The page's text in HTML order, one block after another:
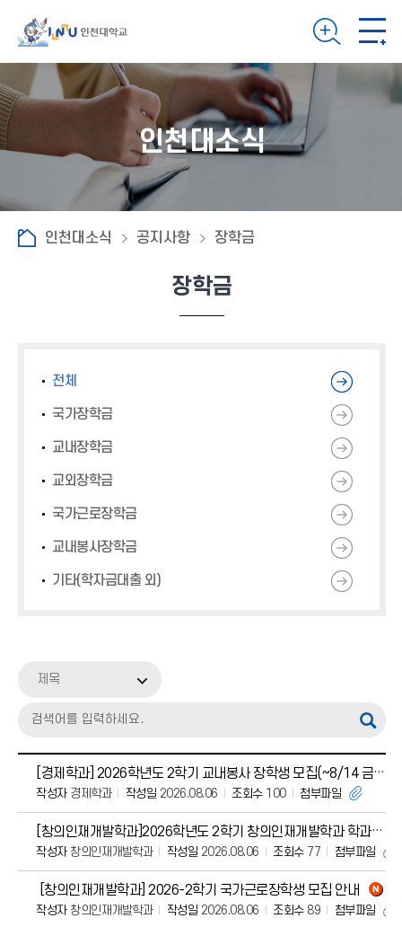
인천대소식
인천대소식 공지사항 장학금
장학금
전체
국가장학금
교내장학금
교외장학금
국가근로장학금
교내봉사장학금
기타(학자금대출 외)
제목
[경제학과] 2026학년도 2학기 교내봉사 장학생 모집(~8/14 금 오전 9시까지)
작성자경제학과 작성일 2026.08.06 조회수100 첨부파일
[창의인재개발학과]2026학년도 2학기 창의인재개발학과 학과사무실 봉사장학생 모집
작성자창의인재개발학과 작성일 2026.08.06 조회수77 첨부파일
[창의인재개발학과] 2026-2학기 국가근로장학생 모집 안내
작성자창의인재개발학과 작성일 2026.08.06 조회수89 첨부파일